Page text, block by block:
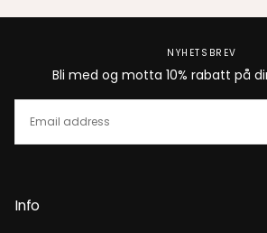
NYHETSBREV
Bli med og motta 10% rabatt på
Info